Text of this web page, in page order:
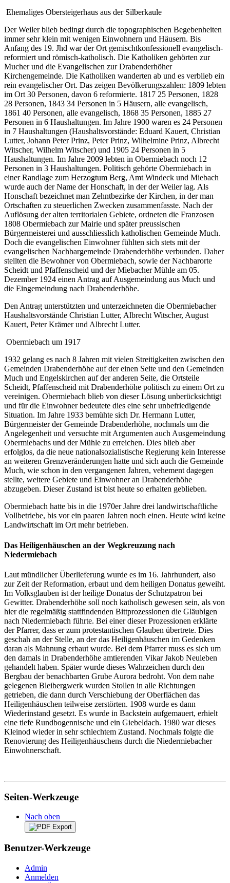
Ehemaliges Obersteigerhaus aus der Silberkaule
Der Weiler blieb bedingt durch die topographischen Begebenheiten
immer sehr klein mit wenigen Einwohnern und Häusern. Bis
Anfang des 19. Jhd war der Ort gemischtkonfessionell evangelisch-
reformiert und römisch-katholisch. Die Katholiken gehörten zur
Mucher und die Evangelischen zur Drabenderhöher
Kirchengemeinde. Die Katholiken wanderten ab und es verblieb ein
rein evangelischer Ort. Das zeigen Bevölkerungszahlen: 1809 lebten
im Ort 30 Personen, davon 6 reformierte. 1817 25 Personen, 1828
28 Personen, 1843 34 Personen in 5 Häusern, alle evangelisch,
1861 40 Personen, alle evangelisch, 1868 35 Personen, 1885 27
Personen in 6 Haushaltungen. Im Jahre 1900 waren es 24 Personen
in 7 Haushaltungen (Haushaltsvorstände: Eduard Kauert, Christian
Lutter, Johann Peter Prinz, Peter Prinz, Wilhelmine Prinz, Albrecht
Witscher, Wilhelm Witscher) und 1905 24 Personen in 5
Haushaltungen. Im Jahre 2009 lebten in Obermiebach noch 12
Personen in 3 Haushaltungen. Politisch gehörte Obermiebach in
einer Randlage zum Herzogtum Berg, Amt Windeck und Miebach
wurde auch der Name der Honschaft, in der der Weiler lag. Als
Honschaft bezeichnet man Zehntbezirke der Kirchen, in der man
Ortschaften zu steuerlichen Zwecken zusammenfasste. Nach der
Auflösung der alten territorialen Gebiete, ordneten die Franzosen
1808 Obermiebach zur Mairie und später preussischen
Bürgermeisterei und ausschliesslich katholischen Gemeinde Much.
Doch die evangelischen Einwohner fühlten sich stets mit der
evangelischen Nachbargemeinde Drabenderhöhe verbunden. Daher
stellten die Bewohner von Obermiebach, sowie der Nachbarorte
Scheidt und Pfaffenscheid und der Miebacher Mühle am 05.
Dezember 1924 einen Antrag auf Ausgemeindung aus Much und
die Eingemeindung nach Drabenderhöhe.
Den Antrag unterstützten und unterzeichneten die Obermiebacher
Haushaltsvorstände Christian Lutter, Albrecht Witscher, August
Kauert, Peter Krämer und Albrecht Lutter.
Obermiebach um 1917
1932 gelang es nach 8 Jahren mit vielen Streitigkeiten zwischen den
Gemeinden Drabenderhöhe auf der einen Seite und den Gemeinden
Much und Engelskirchen auf der anderen Seite, die Ortsteile
Scheidt, Pfaffenscheid mit Drabenderhöhe politisch zu einem Ort zu
vereinigen. Obermiebach blieb von dieser Lösung unberücksichtigt
und für die Einwohner bedeutete dies eine sehr unbefriedigende
Situation. Im Jahre 1933 bemühte sich Dr. Hermann Lutter,
Bürgermeister der Gemeinde Drabenderhöhe, nochmals um die
Angelegenheit und versuchte mit Argumenten auch Ausgemeindung
Obermiebachs und der Mühle zu erreichen. Dies blieb aber
erfolglos, da die neue nationalsozialistische Regierung kein Interesse
an weiteren Grenzveränderungen hatte und sich auch die Gemeinde
Much, wie schon in den vergangenen Jahren, vehement dagegen
stellte, weitere Gebiete und Einwohner an Drabenderhöhe
abzugeben. Dieser Zustand ist bist heute so erhalten geblieben.
Obermiebach hatte bis in die 1970er Jahre drei landwirtschaftliche
Vollbetriebe, bis vor ein paaren Jahren noch einen. Heute wird keine
Landwirtschaft im Ort mehr betrieben.
Das Heiligenhäuschen an der Wegkreuzung nach
Niedermiebach
Laut mündlicher Überlieferung wurde es im 16. Jahrhundert, also
zur Zeit der Reformation, erbaut und dem heiligen Donatus geweiht.
Im Volksglauben ist der heilige Donatus der Schutzpatron bei
Gewitter. Drabenderhöhe soll noch katholisch gewesen sein, als von
hier die regelmäßig stattfindenden Bittprozessionen die Gläubigen
nach Niedermiebach führte. Bei einer dieser Prozessionen erklärte
der Pfarrer, dass er zum protestantischen Glauben übertrete. Dies
geschah an der Stelle, an der das Heiligenhäuschen im Gedenken
daran als Mahnung erbaut wurde. Bei dem Pfarrer muss es sich um
den damals in Drabenderhöhe amtierenden Vikar Jakob Neuleben
gehandelt haben. Später wurde dieses Wahrzeichen durch den
Bergbau der benachbarten Grube Aurora bedroht. Von dem nahe
gelegenen Bleibergwerk wurden Stollen in alle Richtungen
getrieben, die dann durch Verschiebung der Oberflächen das
Heiligenhäuschen teilweise zerstörten. 1908 wurde es dann
Wiederinstand gesetzt. Es wurde in Backstein aufgemauert, erhielt
eine tiefe Rundbogennische und ein Giebeldach. 1980 war dieses
Kleinod wieder in sehr schlechtem Zustand. Nochmals folgte die
Renovierung des Heiligenhäuschens durch die Niedermiebacher
Einwohnerschaft.
Seiten-Werkzeuge
Nach oben
Benutzer-Werkzeuge
Admin
Anmelden